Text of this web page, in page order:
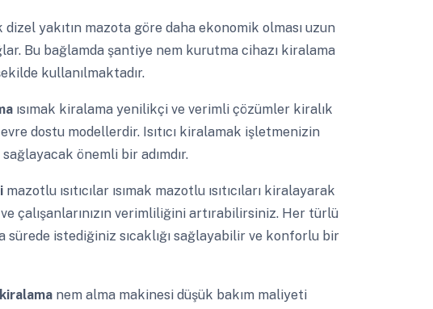
dizel yakıtın mazota göre daha ekonomik olması uzun
Bu bağlamda şantiye nem kurutma cihazı kiralama
kullanılmaktadır.
ısımak kiralama yenilikçi ve verimli çözümler kiralık
dostu modellerdir. Isıtıcı kiralamak işletmenizin
önemli bir adımdır.
mazotlu ısıtıcılar ısımak mazotlu ısıtıcıları kiralayarak
çalışanlarınızın verimliliğini artırabilirsiniz. Her türlü
sürede istediğiniz sıcaklığı sağlayabilir ve konforlu bir
kiralama nem alma makinesi düşük bakım maliyeti